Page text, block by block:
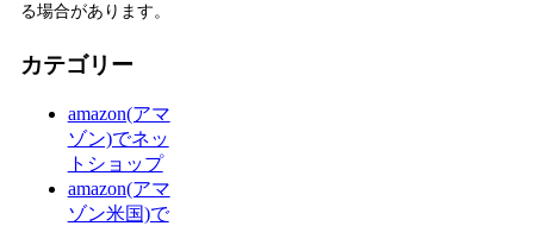
る場合があります。
カテゴリー
amazon(アマ
ゾン)でネッ
トショップ
amazon(アマ
ゾン米国)で